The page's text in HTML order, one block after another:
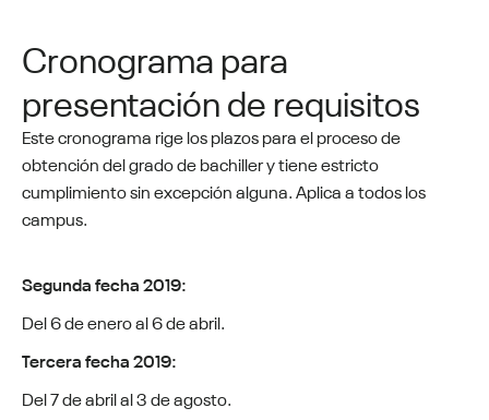
Cronograma para
presentación de requisitos
Este cronograma rige los plazos para el proceso de
obtención del grado de bachiller y tiene estricto
cumplimiento sin excepción alguna. Aplica a todos los
campus.
Segunda fecha 2019:
Del 6 de enero al 6 de abril.
Tercera fecha 2019:
Del 7 de abril al 3 de agosto.